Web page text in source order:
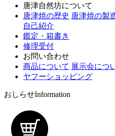
唐津自然坊について
唐津焼の歴史 唐津焼の製
自己紹介
鑑定・箱書き
修理受付
お問い合わせ
商品について 展示会につ
ヤフーショッピング
おしらせInformation